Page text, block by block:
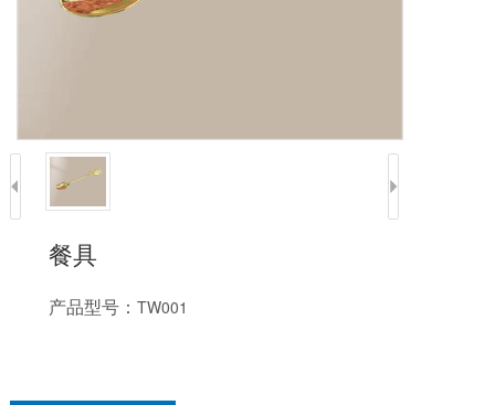
餐具
产品型号：TW001